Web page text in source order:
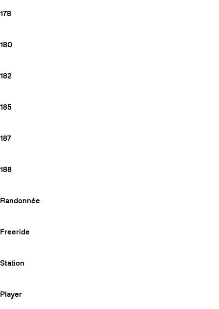
178
180
182
185
187
188
Randonnée
Freeride
Station
Player